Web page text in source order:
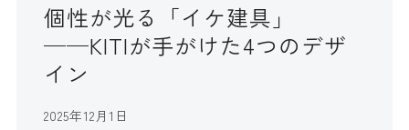
個性が光る「イケ建具」
──KITIが手がけた4つのデザ
イン
2025年12月1日